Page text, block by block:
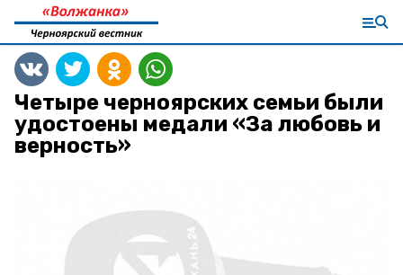
Четыре черноярских семьи были
удостоены медали «За любовь и
верность»